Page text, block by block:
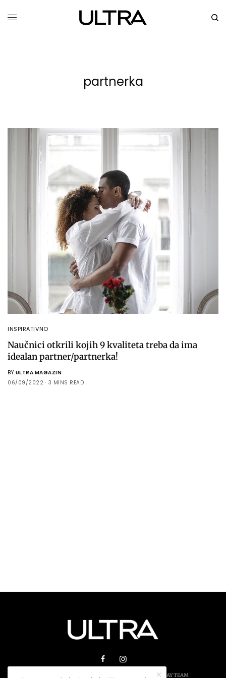
partnerka
INSPIRATIVNO
Naučnici otkrili kojih 9 kvaliteta treba da ima
idealan partner/partnerka!
BY ULTRA MAGAZIN
06/09/2022
3 MINS READ
© 2026 ULTRA MAGAZIN. SVA PRAVA ZADRŽANA.PLAY TEAM